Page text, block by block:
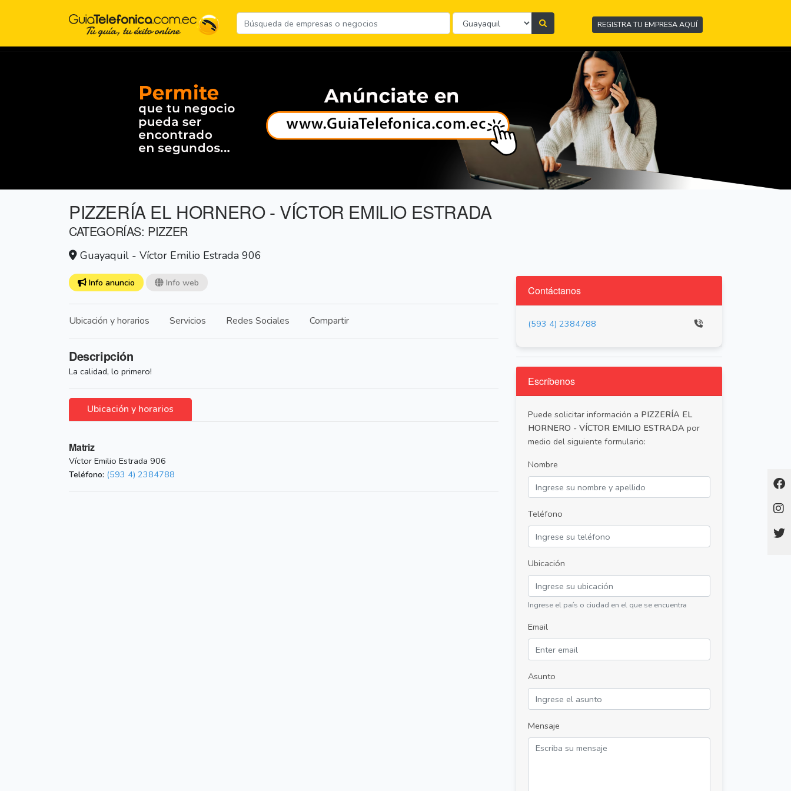
REGISTRA TU EMPRESA AQUÍ
PIZZERÍA EL HORNERO - VÍCTOR EMILIO ESTRADA
CATEGORÍAS: PIZZER
Guayaquil - Víctor Emilio Estrada 906
Info anuncio Info web
Ubicación y horarios Servicios Redes Sociales Compartir
Descripción
La calidad, lo primero!
Ubicación y horarios
Matriz
Víctor Emilio Estrada 906
Teléfono: (593 4) 2384788
Contáctanos
(593 4) 2384788
Escríbenos
Puede solicitar información a PIZZERÍA EL
HORNERO - VÍCTOR EMILIO ESTRADA por
medio del siguiente formulario:
Nombre
Teléfono
Ubicación
Ingrese el país o ciudad en el que se encuentra
Email
Asunto
Mensaje